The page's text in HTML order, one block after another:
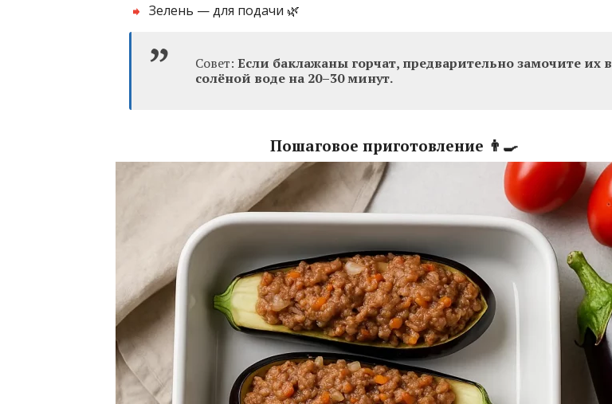
Зелень — для подачи 🌿
Совет: Если баклажаны горчат, предварительно замочите их в
солёной воде на 20–30 минут.
Пошаговое приготовление 👨‍🍳